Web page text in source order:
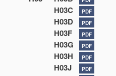
H03C PDF
H03D PDF
H03F PDF
H03G PDF
H03H PDF
H03J PDF